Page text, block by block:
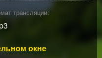
трансляции:
окне